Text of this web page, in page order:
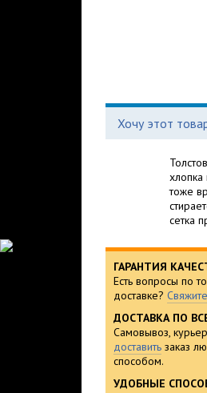
Хочу этот
хлопка
тоже
сетка
ГАРАНТИЯ
Есть вопросы по
доставке?
ДОСТАВКА ПО
Самовывоз,
доставить заказ
способом.
УДОБНЫЕ